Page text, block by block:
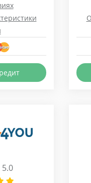
5.0